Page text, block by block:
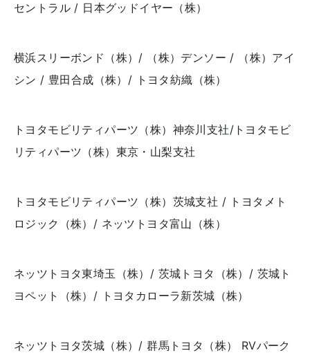
セントラル / 日本グッドイヤー（株）
横浜スリーボンド（株）/ （株）デンソー / （株）アイ
シン / 豊田合成（株）/ トヨタ紡織（株）
トヨタモビリティパーツ（株）神奈川支社/トヨタモビ
リティパーツ（株）東京・山梨支社
トヨタモビリティパーツ（株）茨城支社 / トヨタメト
ロジック（株）/ ネッツトヨタ富山（株）
ネッツトヨタ東埼玉（株）/ 茨城トヨタ（株）/ 茨城ト
ヨペット（株）/ トヨタカローラ新茨城（株）
ネッツトヨタ茨城（株）/ 群馬トヨタ（株） RVパーク